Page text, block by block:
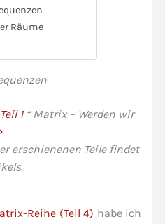
Räume
Teil 1“ Matrix – Werden wir
erschienenen Teile findet
Reihe (Teil 4) habe ich